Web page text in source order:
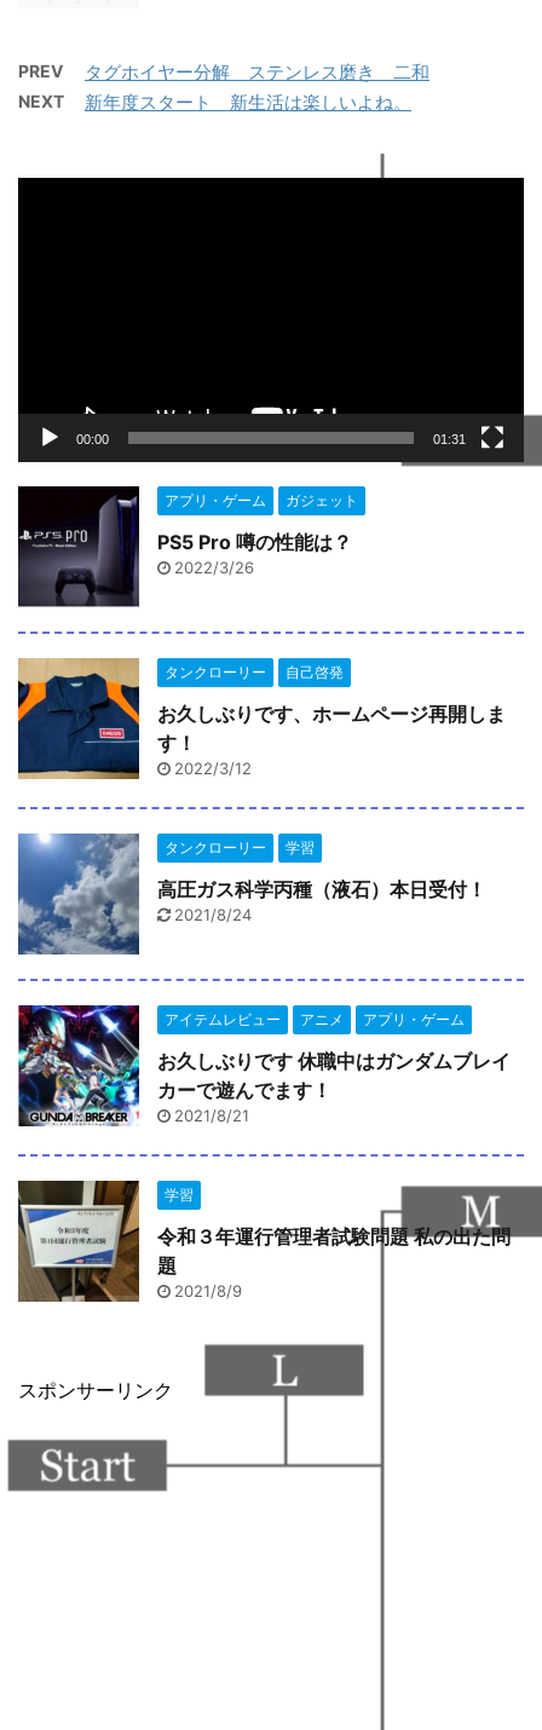
PREV タグホイヤー分解 ステンレス磨き 二和
NEXT 新年度スタート 新生活は楽しいよね。
00:00 01:31
アプリ・ゲーム ガジェット
PS5 Pro 噂の性能は？
2022/3/26
タンクローリー 自己啓発
お久しぶりです、ホームページ再開しま
す！
2022/3/12
タンクローリー 学習
高圧ガス科学丙種（液石）本日受付！
2021/8/24
アイテムレビュー アニメ アプリ・ゲーム
お久しぶりです 休職中はガンダムブレイ
カーで遊んでます！
2021/8/21
学習
令和３年運行管理者試験問題 私の出た問
題
2021/8/9
スポンサーリンク